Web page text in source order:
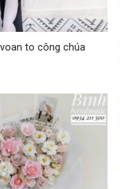
to công chúa